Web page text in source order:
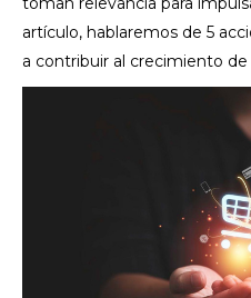
artículo, hablaremos de 5
a contribuir al crecimiento de